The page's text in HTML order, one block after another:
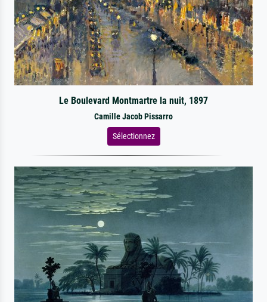
Le Boulevard Montmartre la nuit, 1897
Camille Jacob Pissarro
Sélectionnez